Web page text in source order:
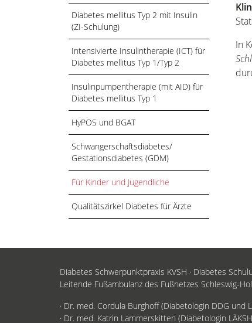
Diabetes mellitus Typ 2 mit Insulin
(ZI-Schulung)
Intensivierte Insulintherapie (ICT) für
Diabetes mellitus Typ 1/Typ 2
Insulinpumpentherapie (mit AID) für
Diabetes mellitus Typ 1
HyPOS und BGAT
Schwangerschaftsdiabetes/
Gestationsdiabetes (GDM)
Für Kinder und Jugendliche
Qualitätszirkel Diabetes für Ärzte
In
Diabetes Schwerpunktpraxis KVSH · Diabetes
Leitende Fußambulanz des Fußnetzes Schleswig-
· Dr. med. Cordula Burghoff (Diabetologin DDG und
· Dr. med. Katrin Lammerskitten (Diabetologin